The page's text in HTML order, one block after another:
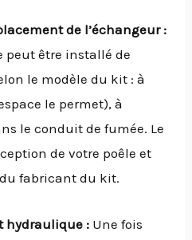
de l’échangeur :
peut être installé de
le modèle du kit : à
le permet), à
le conduit de fumée. Le
de votre poêle et
fabricant du kit.
hydraulique : Une fois